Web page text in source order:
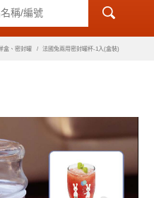
盒、密封罐 法國兔兩用密封罐杯-1入(盒裝)